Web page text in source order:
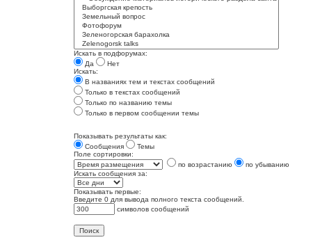
Искать в подфорумах:
Да
Нет
Искать:
В названиях тем и текстах сообщений
Только в текстах сообщений
Только по названию темы
Только в первом сообщении темы
Показывать результаты как:
Сообщения
Темы
Поле сортировки:
по возрастанию
по убыванию
Искать сообщения за:
Показывать первые:
Введите 0 для вывода полного текста сообщений.
символов сообщений